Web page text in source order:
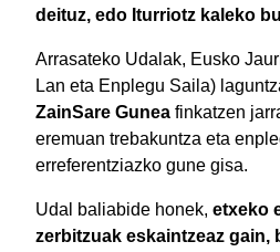
deituz, edo Iturriotz kaleko
Arrasateko Udalak, Eusko
Lan eta Enplegu Saila)
ZainSare Gunea finkatzen
eremuan trebakuntza eta
erreferentziazko gune gisa.
Udal baliabide honek, etxeko
zerbitzuak eskaintzeaz gain,